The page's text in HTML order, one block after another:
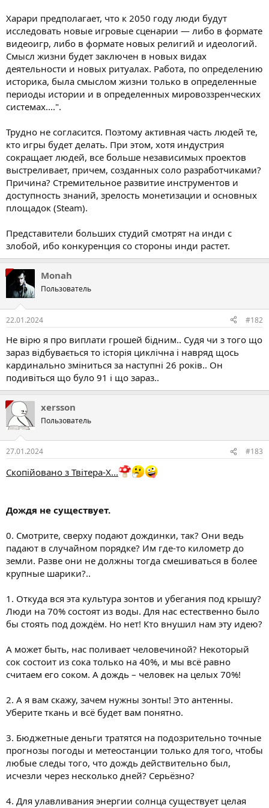
Харари предполагает, что к 2050 году люди будут
исследовать новые игровые сценарии — либо в формате
видеоигр, либо в формате новых религий и идеологий.
Смысл жизни будет заключен в новых видах
деятельности и новых ритуалах. Работа, по определению
историка, была смыслом жизни только в определенные
периоды истории и в определенных мировоззренческих
системах....".
Трудно не согласится. Поэтому активная часть людей те,
кто игры будет делать. При этом, хотя индустрия
сокращает людей, все больше независимых проектов
выстреливает, причем, созданных соло разработчиками?
Причина? Стремительное развитие инструментов и
доступность знаний, зрелость монетизации и основных
площадок (Steam).
Представители больших студий смотрят на инди с
злобой, ибо конкуренция со стороны инди растет.
Monah
Пользователь
22.01.2024 #182
Не вірю я про виплати грошей бідним.. Судя чи з того що
зараз відбувається то історія циклічна і навряд щось
кардинально зміниться за наступні 26 років.. Он
подивіться що було 91 і що зараз..
xersson
Пользователь
27.01.2024 #183
Скопійовано з Твітера-Х...
Дождя не существует.
0. Смотрите, сверху подают дождинки, так? Они ведь
падают в случайном порядке? Им где-то километр до
земли. Разве они не должны тогда смешиваться в более
крупные шарики?..
1. Откуда вся эта культура зонтов и убегания под крышу?
Люди на 70% состоят из воды. Для нас естественно было
бы стоять под дождём. Но нет! Кто внушил нам эту идею?
А может быть, нас поливает человечиной? Некоторый
сок состоит из сока только на 40%, и мы всё равно
считаем его соком. А дождь – человек на целых 70%!
2. А я вам скажу, зачем нужны зонты! Это антенны.
Уберите ткань и всё будет вам понятно.
3. Бюджетные деньги тратятся на подозрительно точные
прогнозы погоды и метеостанции только для того, чтобы
любые следы того, что дождь действительно был,
исчезли через несколько дней? Серьёзно?
4. Для улавливания энергии солнца существует целая